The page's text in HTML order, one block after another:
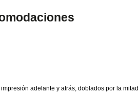
adelante y atrás, doblados por la